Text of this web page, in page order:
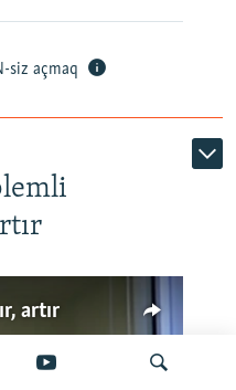
480p
siz açmaq
artır